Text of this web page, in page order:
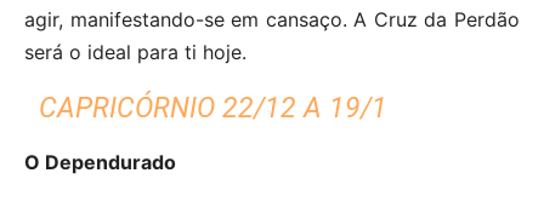
agir, manifestando-se em cansaço. A Cruz da Perdão
será o ideal para ti hoje.
CAPRICÓRNIO 22/12 A 19/1
O Dependurado